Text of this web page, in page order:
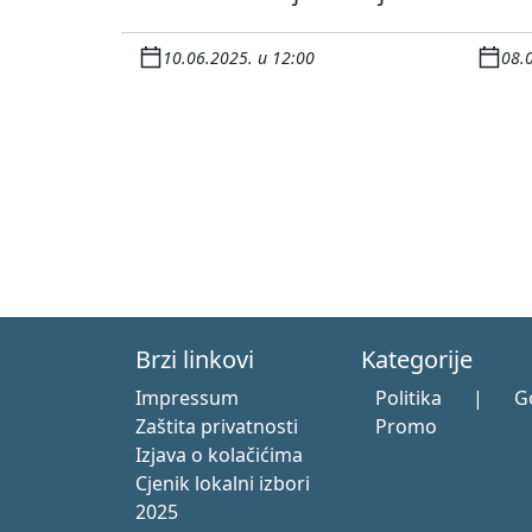
10.06.2025. u 12:00
Brzi linkovi
Impressum
Zaštita privatnosti
Izjava o kolačićima
Cjenik lokalni izbori
2025
Kategorije
Politika |
Promo